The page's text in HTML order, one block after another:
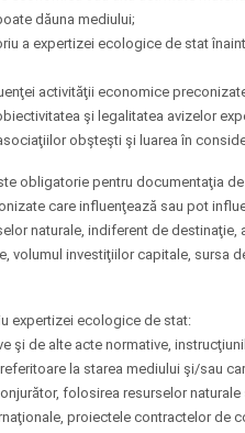
dăuna mediului;
a expertizei ecologice de stat
activităţii economice
şi legalitatea avizelor
obşteşti şi luarea în
obligatorie pentru documentaţia
care influenţează sau pot
naturale, indiferent de destinaţie,
volumul investiţiilor capitale, sursa
expertizei ecologice de stat:
şi de alte acte normative,
la starea mediului şi/sau
folosirea resurselor
proiectele contractelor de